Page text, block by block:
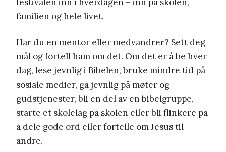
familien og hele livet.
Har du en mentor eller medvandrer? Sett deg
mål og fortell ham om det. Om det er å be hver
dag, lese jevnlig i Bibelen, bruke mindre tid på
sosiale medier, gå jevnlig på møter og
gudstjenester, bli en del av en bibelgruppe,
starte et skolelag på skolen eller bli flinkere på
å dele gode ord eller fortelle om Jesus til
andre.